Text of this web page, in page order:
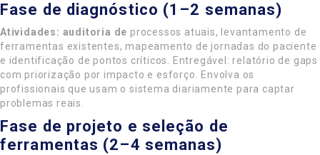
Fase de diagnóstico (1–2 semanas)
Atividades: auditoria de processos atuais, levantamento de
ferramentas existentes, mapeamento de jornadas do paciente
e identificação de pontos críticos. Entregável: relatório de gaps
com priorização por impacto e esforço. Envolva os
profissionais que usam o sistema diariamente para captar
problemas reais.
Fase de projeto e seleção de
ferramentas (2–4 semanas)